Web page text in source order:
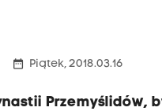
date_range Piątek, 2018.03.16
Przemyślidów,